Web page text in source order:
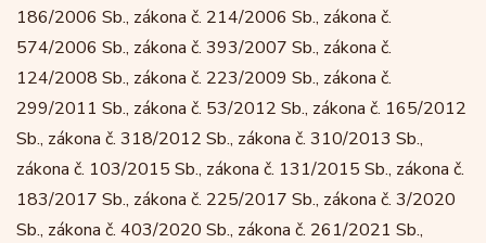
186/2006 Sb., zákona č. 214/2006 Sb., zákona č.
574/2006 Sb., zákona č. 393/2007 Sb., zákona č.
124/2008 Sb., zákona č. 223/2009 Sb., zákona č.
299/2011 Sb., zákona č. 53/2012 Sb., zákona č. 165/2012
Sb., zákona č. 318/2012 Sb., zákona č. 310/2013 Sb.,
zákona č. 103/2015 Sb., zákona č. 131/2015 Sb., zákona č.
183/2017 Sb., zákona č. 225/2017 Sb., zákona č. 3/2020
Sb., zákona č. 403/2020 Sb., zákona č. 261/2021 Sb.,